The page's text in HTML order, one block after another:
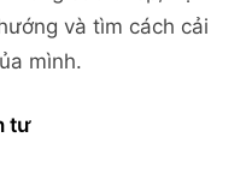
và tìm cách cải
mình.
tư